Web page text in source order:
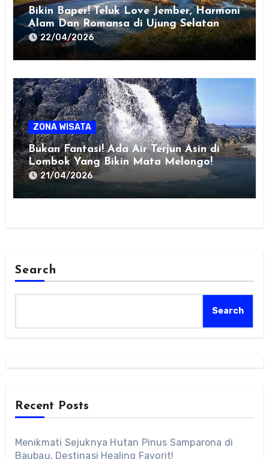
Bikin Baper! Teluk Love Jember, Harmoni
Alam Dan Romansa di Ujung Selatan
Jawa22/04/2026
ZONA WISATA
Bukan Fantasi! Ada Air Terjun Asin di
Lombok Yang Bikin Mata Melongo!
21/04/2026
Search
Search
Recent Posts
Menikmati Sejuknya Hutan Pinus Samparona di
Baubau, Destinasi Healing Favorit!